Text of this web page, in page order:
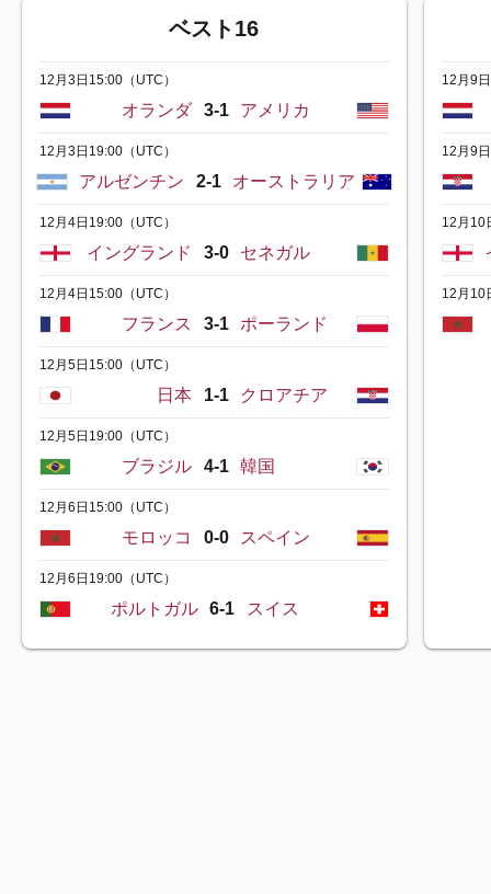
ベスト16
12月3日15:00 （UTC）
オランダ 3-1 アメリカ
12月3日19:00 （UTC）
アルゼンチン 2-1 オーストラリア
12月4日19:00 （UTC）
イングランド 3-0 セネガル
12月4日15:00 （UTC）
フランス 3-1 ポーランド
12月5日15:00 （UTC）
日本 1-1 クロアチア
12月5日19:00 （UTC）
ブラジル 4-1 韓国
12月6日15:00 （UTC）
モロッコ 0-0 スペイン
12月6日19:00 （UTC）
ポルトガル 6-1 スイス
12月9
12月9
12月10
12月10